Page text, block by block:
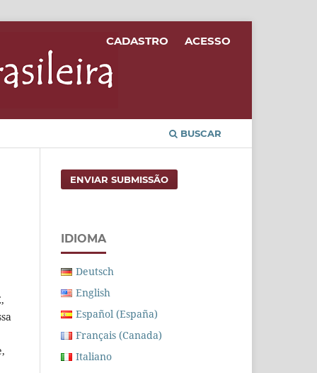
BUSCAR
CADASTRO ACESSO
ENVIAR SUBMISSÃO
IDIOMA
Deutsch
English
Español (España)
Français (Canada)
Italiano